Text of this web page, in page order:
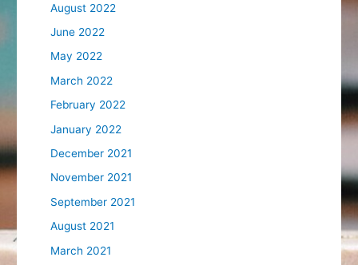
August 2022
June 2022
May 2022
March 2022
February 2022
January 2022
December 2021
November 2021
September 2021
August 2021
March 2021